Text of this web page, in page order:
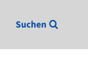
Suchen